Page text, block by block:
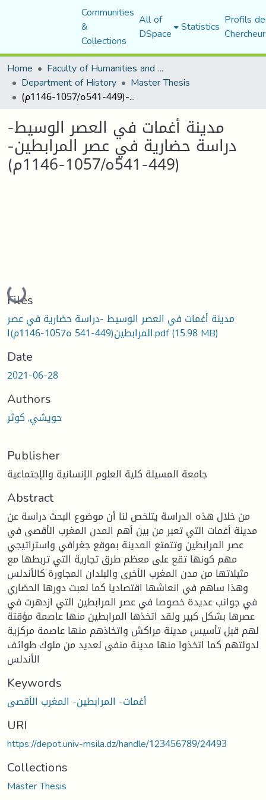
Communities
&
Collections
All of
DSpace Statistics Profils
Home
Faculty of Humanities and Social Sciences
Department of History Master Thesis
مدينة أغمات في العصر الوسيط-دراسة حضارية في عصر المرابطين-(449-541ه/1057-1146م)
مدينة أغمات في العصر الوسيط-
دراسة حضارية في عصر المرابطين-
(449-541ه/1057-1146م)
Loading...
Files
مدينة أغمات في العصر الوسيط -دراسة حضارية في عصر
المرابطين(449-541 ه1057-1146م)ا.pdf(15.98 MB)
Date
2021-06-28
Authors
حويشي, كوثر
Publisher
جامعة المسيلة كلية العلوم الإنسانية والإجتماعية
Abstract
من خلال هذه الدراسة يتلخص لنا أن موضوع البحث دراسة عن
مدينة أغمات التي تعبر من بين أهم المدن المغرب الأقصى في
عصر المرابطين وتتمتع المدينة بموقع جغرافي واستراتيجي
مهم كونها تقع على معظم طرق تجارية التي تربطها مع
مثيلاتها من مدن المغرب الأخرى والبلدان المجاورة كالأندلس
وهذا ساهم في انعاشها اقتصاديا كما لعبت دورها الحضاري
في جوانب عديدة خصوصا في عصر المرابطين التي ازدهرت في
عصرها بشكل كبير ولقد اتخذها المرابطين منها عاصمة مؤقتة
لهم قبل تأسيس مدينة مراكش واتخاذهم منها عاصمة مركزية
لدولتهم كما اتخذوا منها مدينة منفى لعديد من ملوك طوائف
الأندلس
Keywords
أغمات- المرابطين- المغرب الأقصى
URI
https://depot.univ-msila.dz/handle/123456789/24493
Collections
Master Thesis